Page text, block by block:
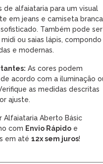
de alfaiataria para um visual
em jeans e camiseta branca
Também pode ser
ou saias lápis, compondo
e modernas.
As cores podem
acordo com a iluminação
as medidas descritas
ajuste.
Alfaiataria Aberto Básic
com Envio Rápido e
em até 12x sem juros!